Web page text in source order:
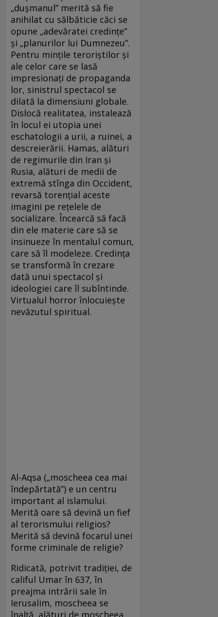
„duşmanul” merită să fie
anihilat cu sălbăticie căci se
opune „adevăratei credinţe”
şi „planurilor lui Dumnezeu”.
Pentru minţile teroriştilor şi
ale celor care se lasă
impresionaţi de propaganda
lor, sinistrul spectacol se
dilată la dimensiuni globale.
Dislocă realitatea, instalează
în locul ei utopia unei
eschatologii a urii, a ruinei, a
descreierării. Hamas, alături
de regimurile din Iran şi
Rusia, alături de medii de
extremă stînga din Occident,
revarsă torenţial aceste
imagini pe reţelele de
socializare. Încearcă să facă
din ele materie care să se
insinueze în mentalul comun,
care să îl modeleze. Credinţa
se transformă în crezare
dată unui spectacol şi
ideologiei care îl subîntinde.
Virtualul horror înlocuieşte
nevăzutul spiritual.
Al-Aqsa („moscheea cea mai
îndepărtată”) e un centru
important al islamului.
Merită oare să devină un fief
al terorismului religios?
Merită să devină focarul unei
forme criminale de religie?
Ridicată, potrivit tradiţiei, de
califul Umar în 637, în
preajma intrării sale în
Ierusalim, moscheea se
înalţă, alături de moscheea